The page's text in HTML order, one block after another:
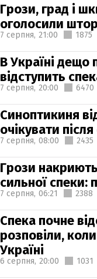
Грози, град і
оголосили
7 серпня, 21:00 1875
В Україні дещо
відступить
7 серпня, 20:00 6470
Синоптикиня
очікувати
7 серпня, 08:00 2435
Грози
сильної спеки:
7 серпня, 06:21 2388
Спека почне
розповіли,
Україні
6 серпня, 20:00 1031